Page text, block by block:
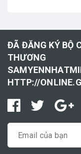
ĐÃ ĐĂNG KÝ BỘ
THƯƠNG
HTTP://